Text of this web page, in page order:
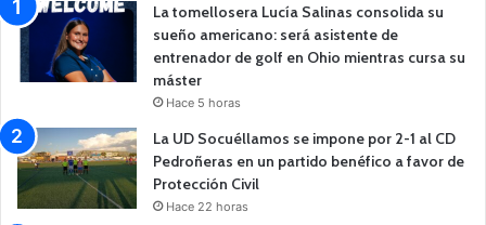
La tomellosera Lucía Salinas consolida su
sueño americano: será asistente de
entrenador de golf en Ohio mientras cursa su
máster
Hace 5 horas
La UD Socuéllamos se impone por 2-1 al CD
Pedroñeras en un partido benéfico a favor de
Protección Civil
Hace 22 horas